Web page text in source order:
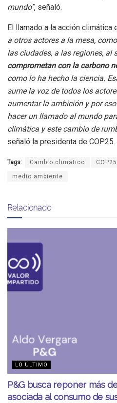
mundo”, señaló.
El llamado a la acción climática
a otros actores a la mesa,
las ciudades, a las regiones, al
comprometan con la carbono
como lo ha hecho la ciencia.
sume la voz de todos los
aumentar la ambición y por
hacer un llamado al mundo
climática y este cambio de
señaló la presidenta de COP25.
Tags: Cambio climático COP25
medio ambiente
Relacionado
LO ÚLTIMO
P&G busca reponer más
asociada al consumo de